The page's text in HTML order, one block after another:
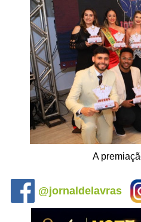
A
@jornaldelavras